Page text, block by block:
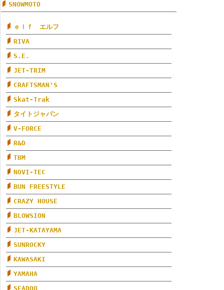
SNOWMOTO
ｅｌｆ エルフ
RIVA
S.E.
JET-TRIM
CRAFTSMAN'S
Skat-Trak
タイトジャパン
V-FORCE
R&D
TBM
NOVI-TEC
BUN FREESTYLE
CRAZY HOUSE
BLOWSION
JET-KATAYAMA
SUNROCKY
KAWASAKI
YAMAHA
SEADOO